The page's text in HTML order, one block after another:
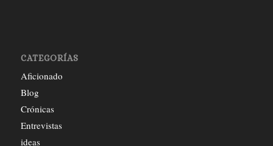
CATEGORÍAS
Aficionado
Blog
Crónicas
Entrevistas
ideas